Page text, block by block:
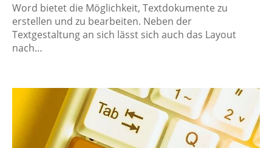
Word bietet die Möglichkeit, Textdokumente zu
erstellen und zu bearbeiten. Neben der
Textgestaltung an sich lässt sich auch das Layout
nach…